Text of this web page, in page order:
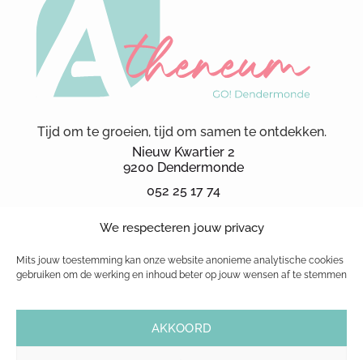
We respecteren jouw privacy
Mits jouw toestemming kan onze website anonieme analytische cookies
gebruiken om de werking en inhoud beter op jouw wensen af te stemmen
AKKOORD
Tijd om te groeien, tijd om samen te ontdekken.
Nieuw Kwartier 2
9200 Dendermonde
052 25 17 74
Schoolbrochure 2026
© 1999-2026 GO! atheneum Dendermonde